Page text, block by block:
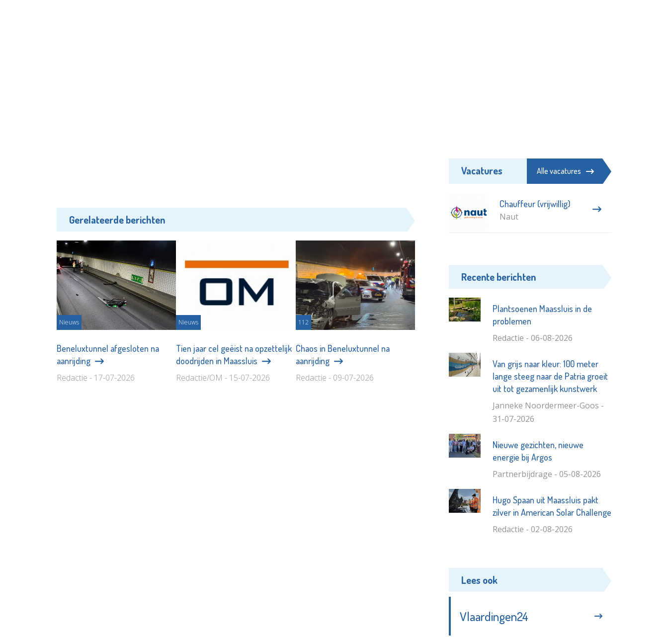
Gerelateerde berichten
Nieuws
Beneluxtunnel afgesloten na
aanrijding
Redactie - 17-07-2026
Nieuws
Tien jaar cel geëist na opzettelijk
doodrijden in Maassluis
Redactie/OM - 15-07-2026
112
Chaos in Beneluxtunnel na
aanrijding
Redactie - 09-07-2026
Vacatures Alle vacatures
Chauffeur (vrijwillig)
Naut
Recente berichten
Plantsoenen Maassluis in de
problemen
Redactie - 06-08-2026
Van grijs naar kleur: 100 meter
lange steeg naar de Patria groeit
uit tot gezamenlijk kunstwerk
Janneke Noordermeer-Goos -
31-07-2026
Nieuwe gezichten, nieuwe
energie bij Argos
Partnerbijdrage - 05-08-2026
Hugo Spaan uit Maassluis pakt
zilver in American Solar Challenge
Redactie - 02-08-2026
Lees ook
Vlaardingen24